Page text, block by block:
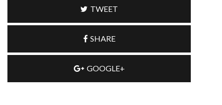
TWEET
SHARE
GOOGLE+